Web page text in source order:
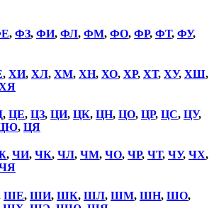
, ФЗ, ФИ, ФЛ, ФМ, ФО, ФР, ФТ, ФУ,
, ХИ, ХЛ, ХМ, ХН, ХО, ХР, ХТ, ХУ, ХШ,
, ЦЕ, ЦЗ, ЦИ, ЦК, ЦН, ЦО, ЦР, ЦС, ЦУ,
, ЦЯ
, ЧИ, ЧК, ЧЛ, ЧМ, ЧО, ЧР, ЧТ, ЧУ, ЧХ,
ШЕ, ШИ, ШК, ШЛ, ШМ, ШН, ШО,